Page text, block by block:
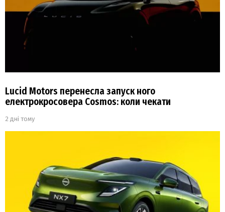
Lucid Motors перенесла запуск ного
електрокросовера Cosmos: коли чекати
2 дні тому